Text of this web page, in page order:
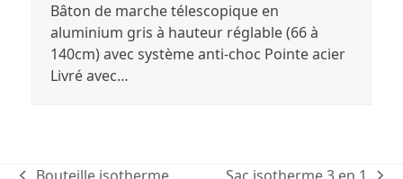
Bâton de marche télescopique en
aluminium gris à hauteur réglable (66 à
140cm) avec système anti-choc Pointe acier
Livré avec…